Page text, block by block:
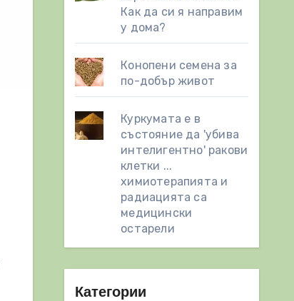
Как да си я направим
у дома?
Конопени семена за
по-добър живот
Куркумата е в
състояние да 'убива
интелигентно' ракови
клетки ...
химиотерапията и
радиацията са
медицински
остарели
Категории